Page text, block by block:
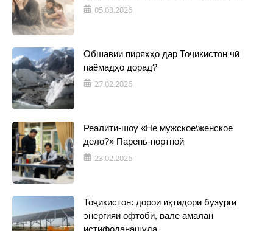
05.03.2026
Обшавии пиряхҳо дар Тоҷикистон чӣ
паёмадҳо дорад?
27.02.2026
Реалити-шоу «Не мужское\женское
дело?» Парень-портной
23.02.2026
Тоҷикистон: дорои иқтидори бузурги
энергияи офтобӣ, вале амалан
истифоданашуда